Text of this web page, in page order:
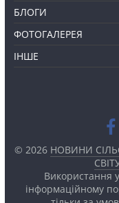
БЛОГИ
ФОТОГАЛЕРЕЯ
ІНШЕ
© 2026 НОВИНИ
Використання
інформаційному